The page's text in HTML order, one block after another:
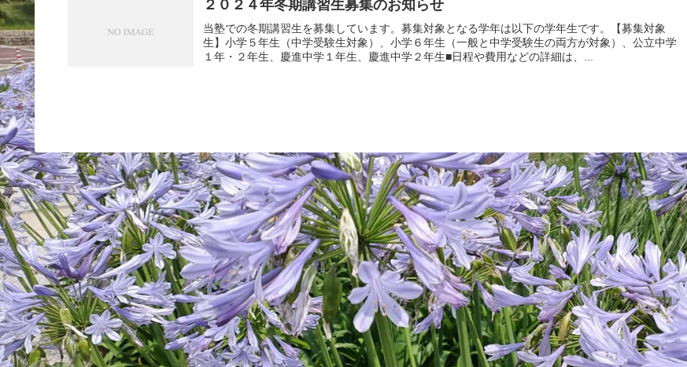
２０２４年冬期講習生募集のお知らせ
当塾での冬期講習生を募集しています。募集対象となる学年は以下の学年生です。【募集対象
生】小学５年生（中学受験生対象）、小学６年生（一般と中学受験生の両方が対象）、公立中学
１年・２年生、慶進中学１年生、慶進中学２年生■日程や費用などの詳細は、...